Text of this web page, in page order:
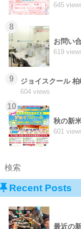
645
8
お問い
619
9 ジョイスクール
604 views
10
秋の新
601
Recent Posts
最近の